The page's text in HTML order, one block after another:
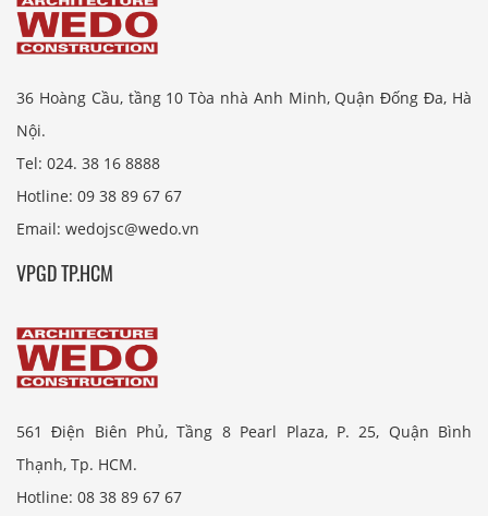
36 Hoàng Cầu, tầng 10 Tòa nhà Anh Minh, Quận Đống Đa, Hà
Nội.
Tel: 024. 38 16 8888
Hotline: 09 38 89 67 67
Email: wedojsc@wedo.vn
VPGD TP.HCM
561 Điện Biên Phủ, Tầng 8 Pearl Plaza, P. 25, Quận Bình
Thạnh, Tp. HCM.
Hotline: 08 38 89 67 67